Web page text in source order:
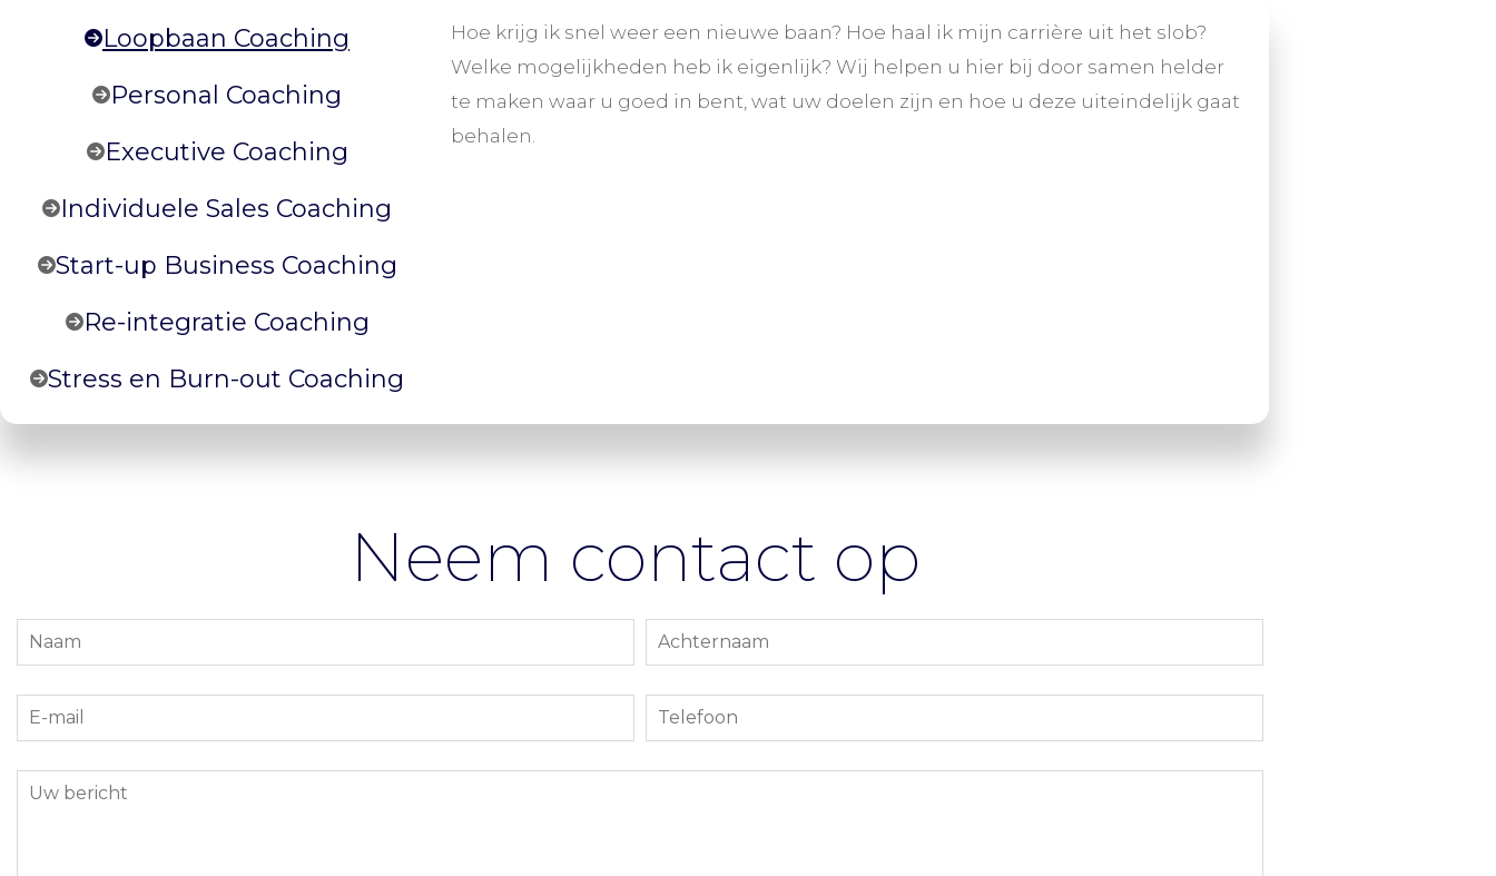
Loopbaan Coaching
Personal Coaching
Executive Coaching
Individuele Sales Coaching
Start-up Business Coaching
Re-integratie Coaching
Stress en Burn-out Coaching
Hoe krijg ik snel weer een nieuwe baan? Hoe haal ik mijn carrière uit het slob?
Welke mogelijkheden heb ik eigenlijk? Wij helpen u hier bij door samen helder
te maken waar u goed in bent, wat uw doelen zijn en hoe u deze uiteindelijk gaat
behalen.
Neem contact op